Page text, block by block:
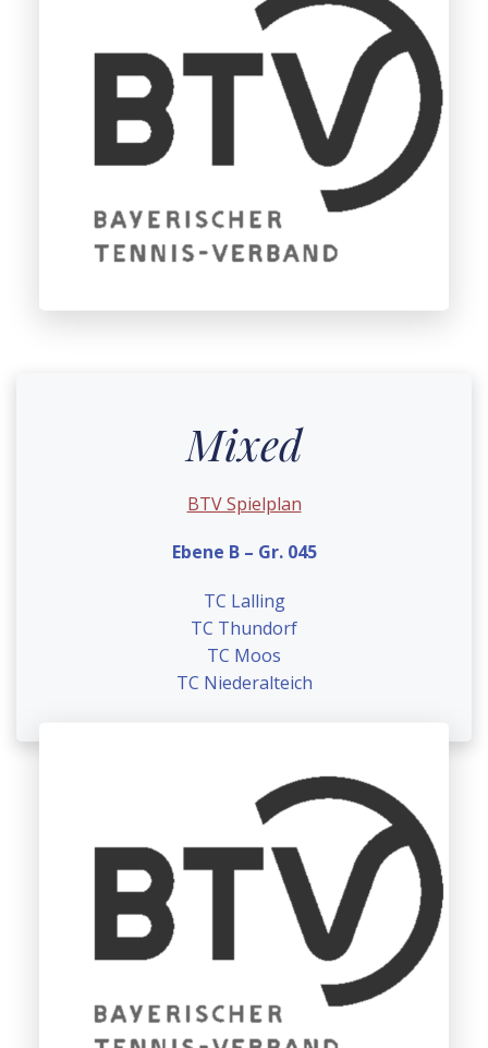
Mixed
BTV Spielplan
Ebene B – Gr. 045
TC Lalling
TC Thundorf
TC Moos
TC Niederalteich